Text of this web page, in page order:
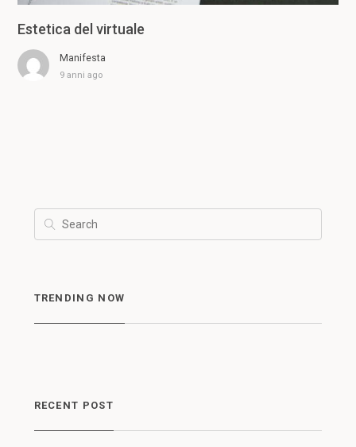
Estetica del virtuale
Manifesta
9 anni ago
TRENDING NOW
RECENT POST